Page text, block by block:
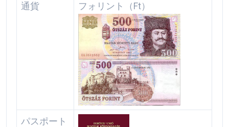
通貨 フォリント（Ft）
パスポート